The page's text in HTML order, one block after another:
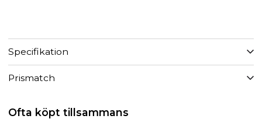
Specifikation
Prismatch
Ofta köpt tillsammans